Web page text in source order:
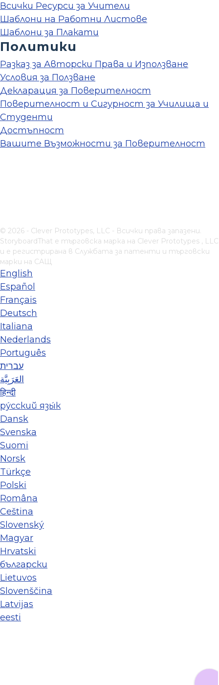
Всички Ресурси за Учители
Шаблони на Работни Листове
Шаблони за Плакати
Политики
Разказ за Авторски Права и Използване
Условия за Ползване
Декларация за Поверителност
Поверителност и Сигурност за Училища и
Студенти
Достъпност
Вашите Възможности за Поверителност
© 2026 - Clever Prototypes, LLC - Всички права запазени.
StoryboardThat е търговска марка на Clever Prototypes , LLC
и е регистрирана в Службата за патенти и търговски
марки на САЩ
English
Español
Français
Deutsch
Italiana
Nederlands
Português
עברית
العَرَبِيَّة
हिन्दी
ру́сский язы́к
Dansk
Svenska
Suomi
Norsk
Türkçe
Polski
Româna
Ceština
Slovenský
Magyar
Hrvatski
български
Lietuvos
Slovenščina
Latvijas
eesti